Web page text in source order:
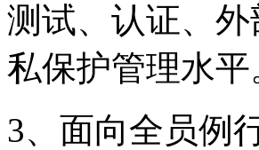
测试、认证
私保护管理水平
3、面向全员